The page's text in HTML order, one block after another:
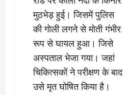
मुठभेड़ हुई। जिसमें पुलिस
की गोली लगने से मोती गंभीर
रूप से घायल हुआ। जिसे
अस्पताल भेजा गया। जहां
चिकित्सकों ने परीक्षण के बाद
उसे मृत घोषित किया है।